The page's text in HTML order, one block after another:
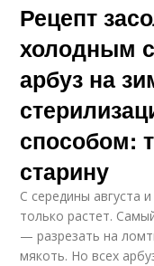
Рецепт
холодным
арбуз на
способом:
старину
С середины августа
только растет.
— разрезать на
мякоть. Но всех